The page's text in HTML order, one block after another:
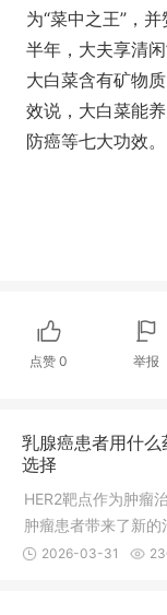
为“菜中之王”，
半年，大夫享清
大白菜含有矿物
效说，大白菜能
防癌等七大功效。
点赞0 举报
乳腺癌患者用什
选择
HER2靶点作为肿瘤
肿瘤患者带来了新
提升,针对该靶点的
2026-03-31